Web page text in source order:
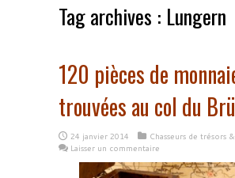
Tag archives : Lungern
120 pièces de
trouvées au col du
24 janvier 2014
Chasseurs de trésors
Laisser un commentaire